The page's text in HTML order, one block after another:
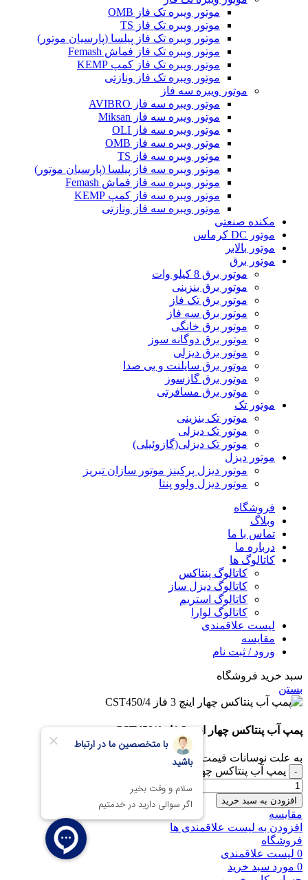
موتور ویبره تک فاز OMB
موتور ویبره تک فاز TS
موتور ویبره تک فاز پیلسا (پارسیان موتور)
موتور ویبره تک فاز فماش Femash
موتور ویبره تک فاز کمپ KEMP
موتور ویبره تک فاز ونازتی
موتور ویبره سه فاز
موتور ویبره سه فاز AVIBRO
موتور ویبره سه فاز Miksan
موتور ویبره سه فاز OLI
موتور ویبره سه فاز OMB
موتور ویبره سه فاز TS
موتور ویبره سه فاز پیلسا (پارسیان موتور)
موتور ویبره سه فاز فماش Femash
موتور ویبره سه فاز کمپ KEMP
موتور ویبره سه فاز ونازتی
مکنده صنعتی
موتور DC کرماس
موتور بالابر
موتور برق
موتور برق 8 کیلو وات
موتور برق بنزینی
موتور برق تک فاز
موتور برق سه فاز
موتور برق خانگی
موتور برق دوگانه سوز
موتور برق دیزلی
موتور برق سایلنت و بی صدا
موتور برق گازسوز
موتور برق مسافرتی
موتور تک
موتور تک بنزینی
موتور تک دیزلی
موتور تک دیزلی(گازوئیلی)
موتور دیزل
موتور دیزل پرکینز موتور سازان تبریز
موتور دیزل ولوو پنتا
فروشگاه
وبلاگ
تماس با ما
درباره ما
کاتالوگ ها
کاتالوگ پنتاکس
کاتالوگ دیزل ساز
کاتالوگ استریم
کاتالوگ لوارا
لیست علاقمندی
مقایسه
ورود / ثبت نام
سبد خرید فروشگاه
بستن
پمپ آب پنتاکس چهار اینچ 3 فاز CST450/4
به علت نوسانات قیمت، برای خرید در واتس اپ پیام دهید.
پمپ آب پنتاکس چهار اینچ 3 فاز CST450/4 عدد
افزودن به سبد خرید
مقایسه
افزودن به لیست علاقمندی ها
فروشگاه
0 لیست علاقمندی
0 مورد سبد خرید